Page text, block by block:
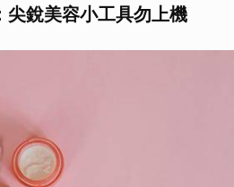
尖銳美容小工具勿上機